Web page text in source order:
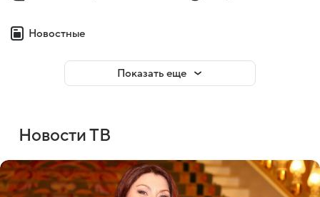
Новостные
Показать еще
Новости ТВ